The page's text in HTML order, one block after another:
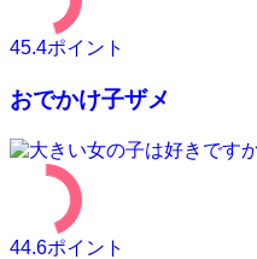
45.4ポイント
おでかけ子ザメ
44.6ポイント